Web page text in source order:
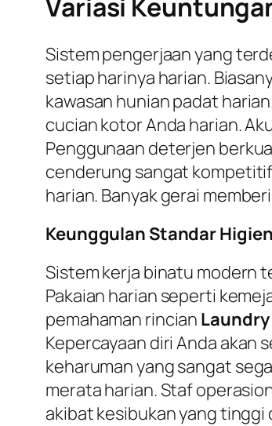
Variasi
Sistem pengerjaan yang
setiap harinya harian.
kawasan hunian padat
cucian kotor Anda harian.
Penggunaan deterjen
cenderung sangat
harian. Banyak gerai
Keunggulan Standar
Sistem kerja binatu modern
Pakaian harian seperti
pemahaman rincian
Kepercayaan diri Anda
keharuman yang sangat
merata harian. Staf
akibat kesibukan yang tinggi